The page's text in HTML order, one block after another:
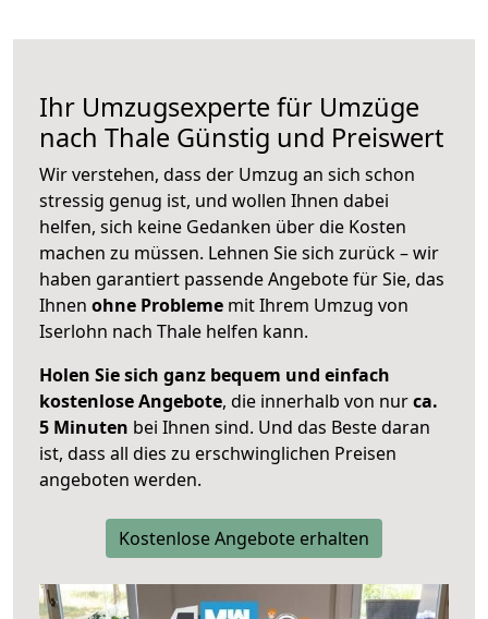
Ihr Umzugsexperte für Umzüge
nach Thale Günstig und Preiswert
Wir verstehen, dass der Umzug an sich schon
stressig genug ist, und wollen Ihnen dabei
helfen, sich keine Gedanken über die Kosten
machen zu müssen. Lehnen Sie sich zurück – wir
haben garantiert passende Angebote für Sie, das
Ihnen ohne Probleme mit Ihrem Umzug von
Iserlohn nach Thale helfen kann.
Holen Sie sich ganz bequem und einfach
kostenlose Angebote, die innerhalb von nurca.
5 Minuten bei Ihnen sind. Und das Beste daran
ist, dass all dies zu erschwinglichen Preisen
angeboten werden.
Kostenlose Angebote erhalten